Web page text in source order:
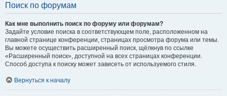
Поиск по форумам
Как мне выполнить поиск по форуму или форумам?
Задайте условие поиска в соответствующем поле, расположенном на
главной странице конференции, страницах просмотра форума или темы.
Вы можете осуществить расширенный поиск, щёлкнув по ссылке
«Расширенный поиск», доступной на всех страницах конференции.
Способ доступа к поиску может зависеть от используемого стиля.
Вернуться к началу